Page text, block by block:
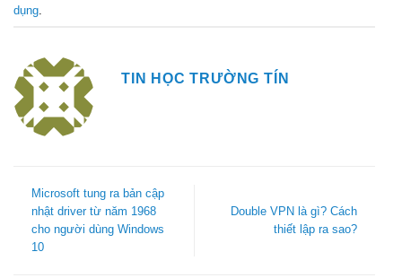
dụng
TIN HỌC TRƯỜNG TÍN
Microsoft tung ra bản cập
nhật driver từ năm 1968
cho người dùng Windows
10
Double VPN là gì? Cách
thiết lập ra sao?